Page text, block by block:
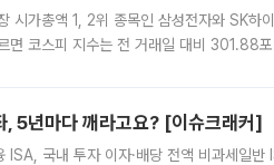
시가총액 1, 2위 종목인 삼성전자와 SK하
면 코스피 지수는 전 거래일 대비
, 5년마다 깨라고요? [이슈크래커]
ISA, 국내 투자 이자·배당 전액 비과세일